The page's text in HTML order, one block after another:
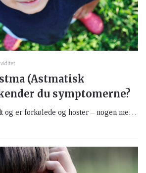
(Astmatisk
du symptomerne?
Mange børn går rundt og er forkølede og hoster – nogen mere end andre. Dette kan være et tegn på at barnet måske har astma.